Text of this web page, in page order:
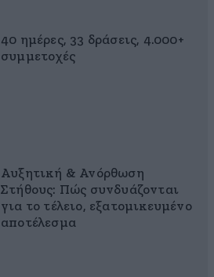
40 ημέρες, 33 δράσεις, 4.000+
συμμετοχές
Αυξητική & Ανόρθωση
Στήθους: Πώς συνδυάζονται
για το τέλειο, εξατομικευμένο
αποτέλεσμα